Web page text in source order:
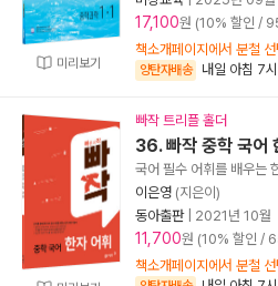
미리보기
17,100원 (10% 할인 /
책소개페이지에서 분철
양탄자배송 내일 아침 7시
빠작 트리플 홀더
36. 빠작 중학 국어
국어 필수 어휘를 배우는
이은영 (지은이)
동아출판| 2021년 10월
11,700원 (10% 할인 /
책소개페이지에서 분철